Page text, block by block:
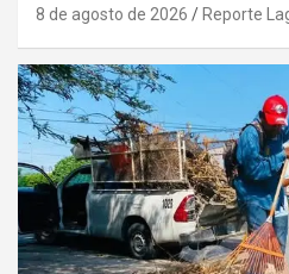
8 de agosto de 2026 Reporte